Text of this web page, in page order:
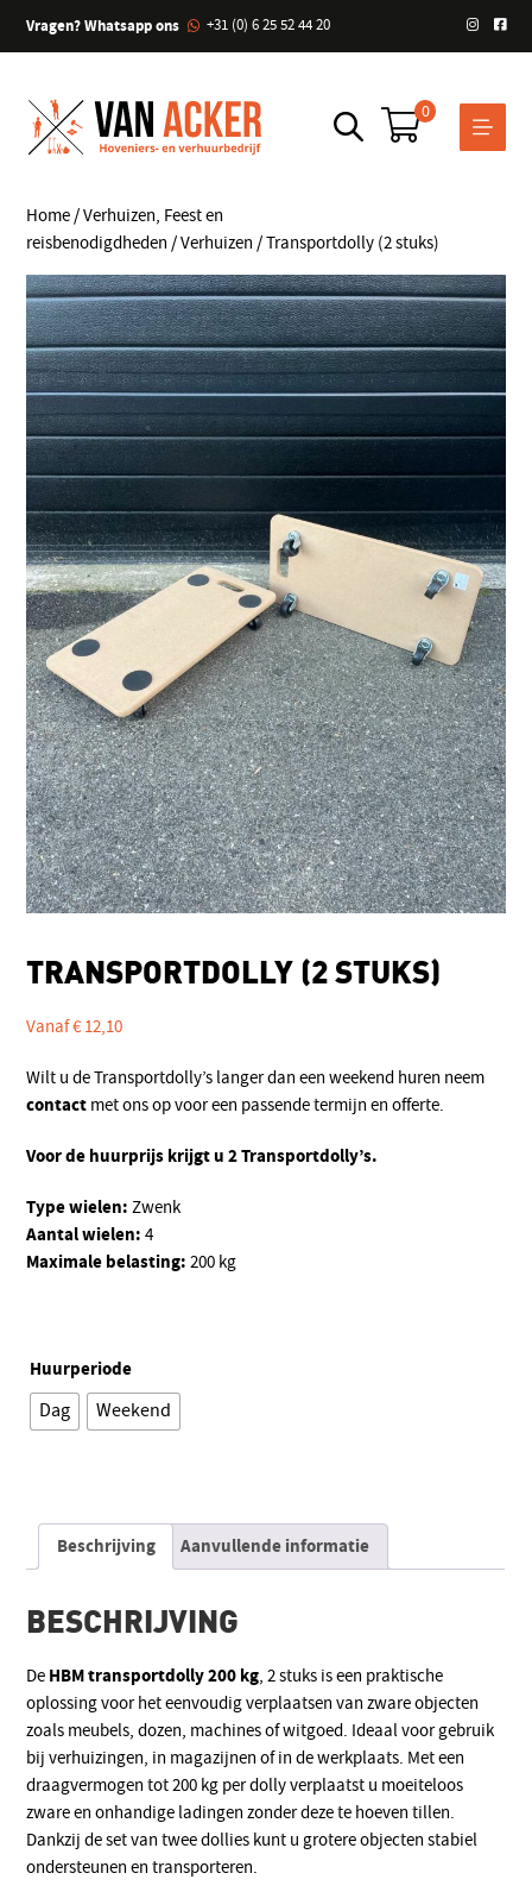
Vragen? Whatsapp ons +31 (0) 6 25 52 44 20
0
Home/Verhuizen, Feest en
reisbenodigdheden /Verhuizen / Transportdolly (2 stuks)
TRANSPORTDOLLY (2 STUKS)
Vanaf€12,10
Wilt u de Transportdolly’s langer dan een weekend huren neem
contact met ons op voor een passende termijn en offerte.
Voor de huurprijs krijgt u 2 Transportdolly’s.
Type wielen: Zwenk
Aantal wielen: 4
Maximale belasting: 200 kg
Huurperiode
Dag
Weekend
Beschrijving Aanvullende informatie
BESCHRIJVING
De HBM transportdolly 200 kg, 2 stuks is een praktische
oplossing voor het eenvoudig verplaatsen van zware objecten
zoals meubels, dozen, machines of witgoed. Ideaal voor gebruik
bij verhuizingen, in magazijnen of in de werkplaats. Met een
draagvermogen tot 200 kg per dolly verplaatst u moeiteloos
zware en onhandige ladingen zonder deze te hoeven tillen.
Dankzij de set van twee dollies kunt u grotere objecten stabiel
ondersteunen en transporteren.